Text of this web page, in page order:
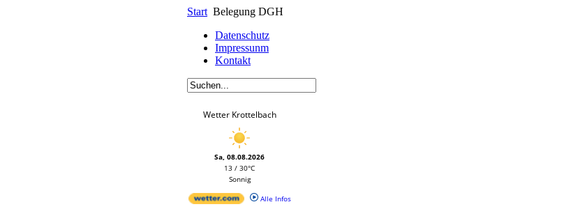
Start Belegung DGH
Datenschutz
Impressunm
Kontakt
Wetter Krottelbach
Sa, 08.08.2026
13 / 30°C
Sonnig
Alle Infos